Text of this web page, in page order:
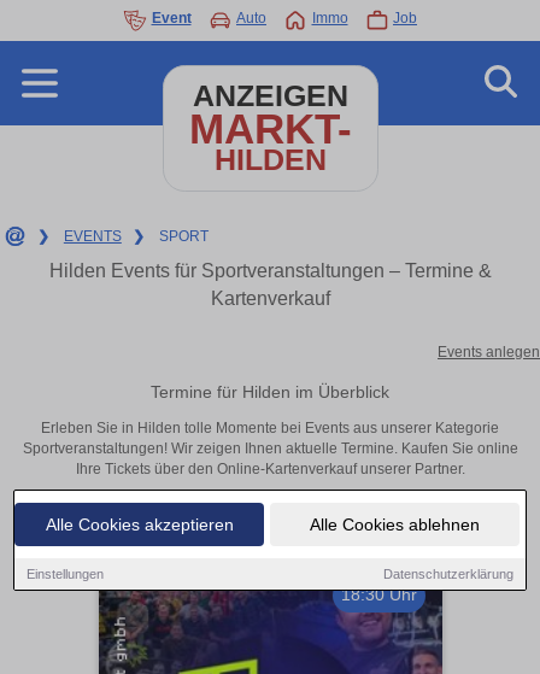
Alle Cookies akzeptieren Alle Cookies ablehnen
Einstellungen Datenschutzerklärung
Event Auto Immo Job
ANZEIGEN
MARKT-
HILDEN
❯ EVENTS ❯ SPORT
Hilden Events für Sportveranstaltungen – Termine &
Kartenverkauf
Events anlegen
Termine für Hilden im Überblick
Erleben Sie in Hilden tolle Momente bei Events aus unserer Kategorie
Sportveranstaltungen! Wir zeigen Ihnen aktuelle Termine. Kaufen Sie online
Ihre Tickets über den Online-Kartenverkauf unserer Partner.
18:30 Uhr